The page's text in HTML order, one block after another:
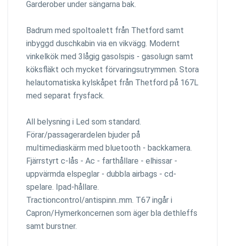
Garderober under sängarna bak.
Badrum med spoltoalett från Thetford samt
inbyggd duschkabin via en vikvägg. Modernt
vinkelkök med 3lågig gasolspis - gasolugn samt
köksfläkt och mycket förvaringsutrymmen. Stora
helautomatiska kylskåpet från Thetford på 167L
med separat frysfack.
All belysning i Led som standard.
Förar/passagerardelen bjuder på
multimediaskärm med bluetooth - backkamera.
Fjärrstyrt c-lås - Ac - farthållare - elhissar -
uppvärmda elspeglar - dubbla airbags - cd-
spelare. Ipad-hållare.
Tractioncontrol/antispinn..mm. T67 ingår i
Capron/Hymerkoncernen som äger bla dethleffs
samt burstner.